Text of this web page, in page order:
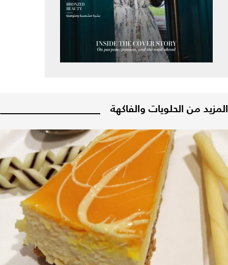
المزيد من الحلويات والفاكهة